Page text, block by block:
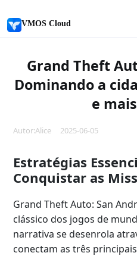
VMOS Cloud
Grand Theft
Dominando a
e
Autor:Alice 2025-06-05
Estratégias
Conquistar as
Grand Theft Auto: San
clássico dos jogos de
narrativa se desenrola
conectam as três